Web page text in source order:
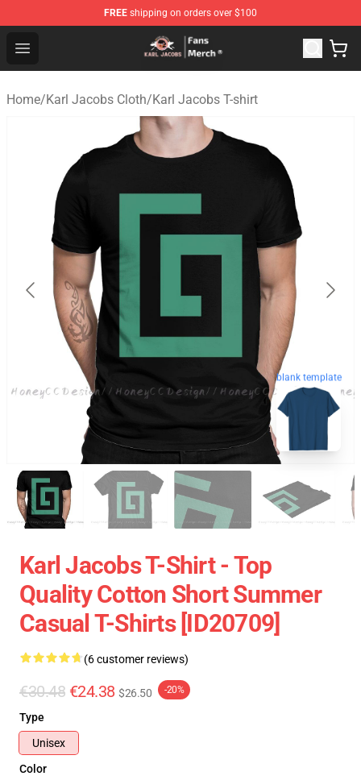
FREE shipping on orders over $100
Open menu
Karl Jacobs Store - Official Karl Jacobs Merchandise
Home/Karl Jacobs Cloth/Karl Jacobs T-shirt
blank template
Karl Jacobs T-Shirt - Top
Quality Cotton Short Summer
Casual T-Shirts [ID20709]
(6 customer reviews)
€30.48 €24.38 $26.50 -20%
Type
Unisex
Color